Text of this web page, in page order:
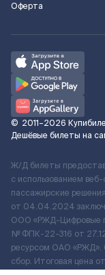
Оферта
© 2011–2026
Дешёвые билеты на
Ж/Д билеты
с использованием
пассажирские
от 04.04.2024
ООО «РЖД-Цифровые
№ ФПК-22-316 от
ресурсом ОАО «РЖД».
сбор. Итоговая цена